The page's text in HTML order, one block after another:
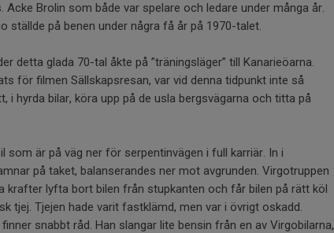
Brolin som både var spelare och ledare under många år.
ställde på benen under några få år på 1970-talet.
detta glada 70-tal åkte på ”träningsläger” till Kanarieöarna.
för filmen Sällskapsresan, var vid denna tidpunkt inte så
hyrda bilar, köra upp på de usla bergsvägarna och titta på
som är på väg ner för serpentinvägen i full karriär. In i
på taket, balanserandes ner mot avgrunden. Virgotruppen
lyfta bort bilen från stupkanten och får bilen på rätt köl
tjej. Tjejen hade varit fastklämd, men var i övrigt oskadd.
snabbt råd. Han slangar lite bensin från en av Virgobilarna,